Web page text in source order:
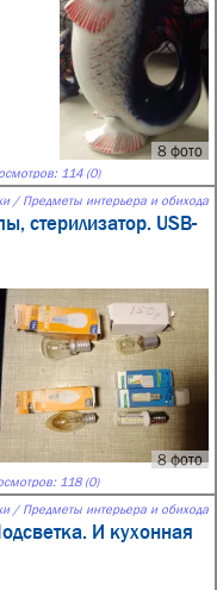
8 фото
114 (0)
/ Предметы интерьера и обихода
стерилизатор. USB-
8 фото
118 (0)
/ Предметы интерьера и обихода
И кухонная